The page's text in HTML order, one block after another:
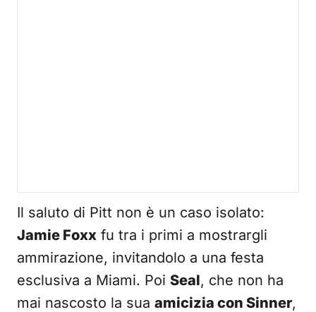
Il saluto di Pitt non è un caso isolato:
Jamie Foxx fu tra i primi a mostrargli
ammirazione, invitandolo a una festa
esclusiva a Miami. Poi Seal, che non ha
mai nascosto la sua amicizia con Sinner,